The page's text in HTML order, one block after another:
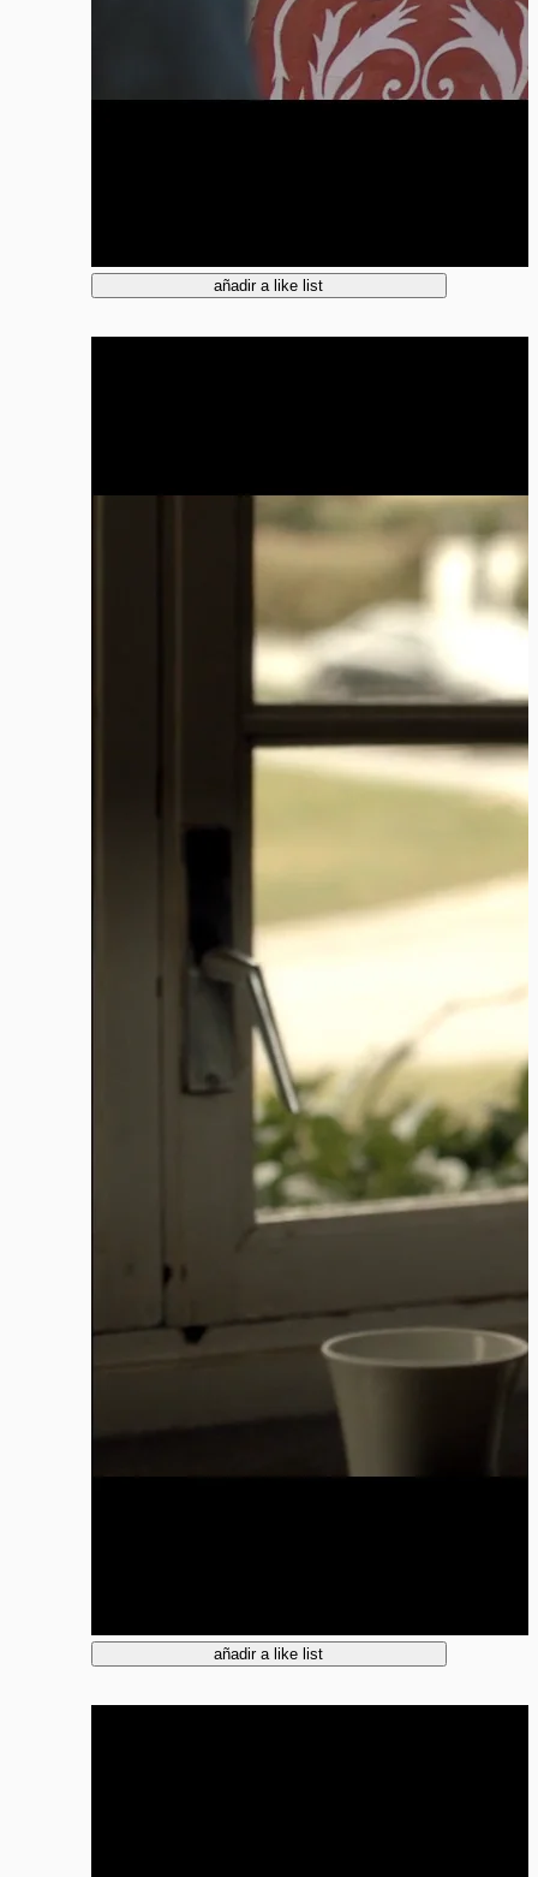
añadir a like list
añadir a like list